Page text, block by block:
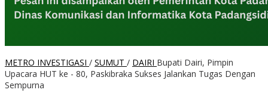
METRO INVESTIGASI / SUMUT / DAIRI Bupati Dairi, Pimpin
Upacara HUT ke - 80, Paskibraka Sukses Jalankan Tugas Dengan
Sempurna